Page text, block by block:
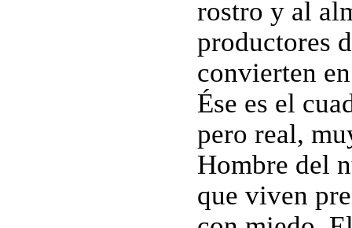
rostro y al
productores
convierten
Ése es el
pero real,
Hombre del
que viven